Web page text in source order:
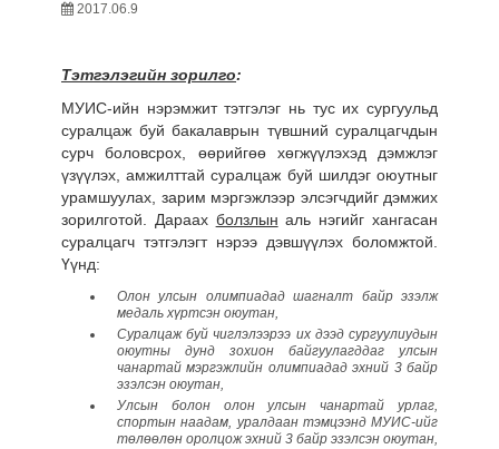
2017.06.9
Тэтгэлэгийн зорилго:
МУИС-ийн нэрэмжит тэтгэлэг нь тус их сургуульд
суралцаж буй бакалаврын түвшний суралцагчдын
сурч боловсрох, өөрийгөө хөгжүүлэхэд дэмжлэг
үзүүлэх, амжилттай суралцаж буй шилдэг оюутныг
урамшуулах, зарим мэргэжлээр элсэгчдийг дэмжих
зорилготой. Дараах болзлын аль нэгийг хангасан
суралцагч тэтгэлэгт нэрээ дэвшүүлэх боломжтой.
Үүнд:
Олон улсын олимпиадад шагналт байр эзэлж
медаль хүртсэн оюутан,
Суралцаж буй чиглэлээрээ их дээд сургуулиудын
оюутны дунд зохион байгуулагддаг улсын
чанартай мэргэжлийн олимпиадад эхний 3 байр
эзэлсэн оюутан,
Улсын болон олон улсын чанартай урлаг,
спортын наадам, уралдаан тэмцээнд МУИС-ийг
төлөөлөн оролцож эхний 3 байр эзэлсэн оюутан,